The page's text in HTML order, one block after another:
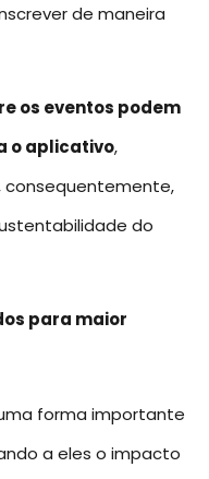
de maneira
os eventos podem
o aplicativo,
consequentemente,
do
para maior
forma importante
a eles o impacto